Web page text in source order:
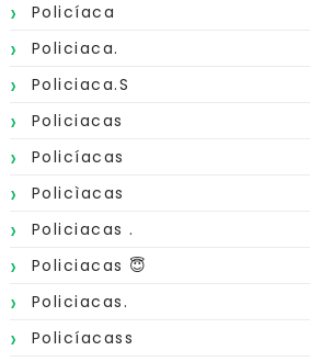
Policíaca
Policiaca.
Policiaca.s
Policiacas
Policíacas
Policìacas
Policiacas .
Policiacas 😇
Policiacas.
Policíacass